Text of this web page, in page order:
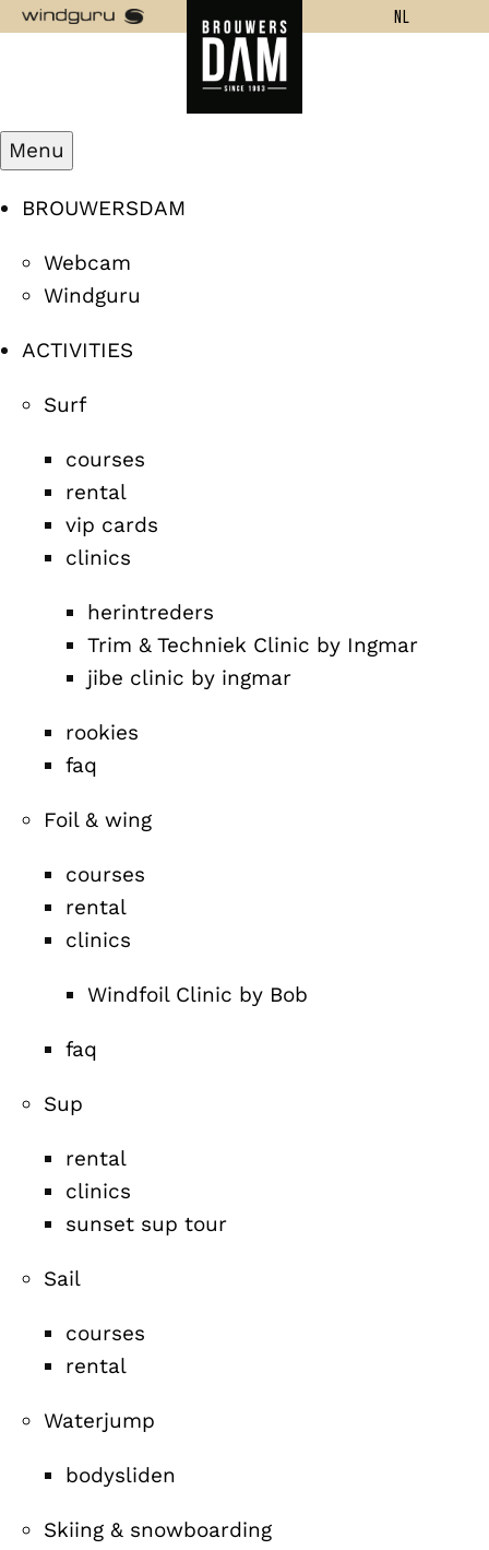
NL
Menu
BROUWERSDAM
Webcam
Windguru
ACTIVITIES
Surf
courses
rental
vip cards
clinics
herintreders
Trim & Techniek Clinic by Ingmar
jibe clinic by ingmar
rookies
faq
Foil & wing
courses
rental
clinics
Windfoil Clinic by Bob
faq
Sup
rental
clinics
sunset sup tour
Sail
courses
rental
Waterjump
bodysliden
Skiing & snowboarding